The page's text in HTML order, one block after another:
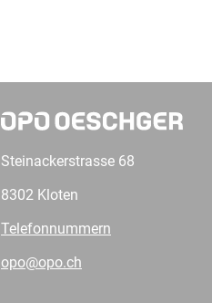
Steinackerstrasse 68
8302 Kloten
Telefonnummern
opo@opo.ch